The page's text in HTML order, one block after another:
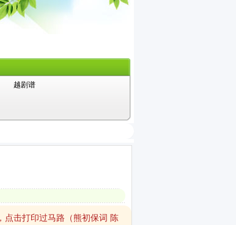
越剧谱
点击打印过马路（熊初保词 陈